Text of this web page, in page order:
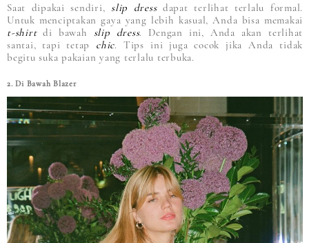
Saat dipakai sendiri, slip dressdapat terlihat terlalu formal.
Untuk menciptakan gaya yang lebih kasual, Anda bisa memakai
t-shirtdi bawah slip dress. Dengan ini, Anda akan terlihat
santai, tapi tetap chic. Tips ini juga cocok jika Anda tidak
begitu suka pakaian yang terlalu terbuka.
2. Di Bawah Blazer